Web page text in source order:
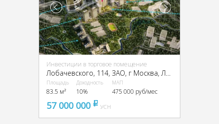
Инвестиции в торговое помещение
Лобачевского, 114, ЗАО, г Москва, Лобачевского ул., 114
Площадь
83.5 м²
Доходность
10%
МАП
475 000 руб/мес
57 000 000 pуб
УСН